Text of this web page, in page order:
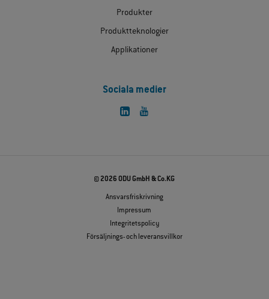
Produkter
Produktteknologier
Applikationer
Sociala medier
© 2026 ODU GmbH & Co.KG
Ansvarsfriskrivning
Impressum
Integritetspolicy
Försäljnings- och leveransvillkor